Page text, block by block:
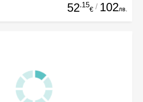
52.15
€ / 102лв.